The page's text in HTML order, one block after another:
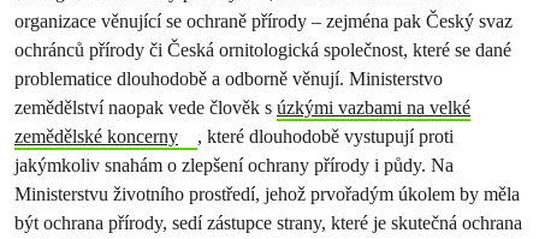
organizace věnující se ochraně přírody – zejména pak Český svaz
ochránců přírody či Česká ornitologická společnost, které se dané
problematice dlouhodobě a odborně věnují. Ministerstvo
zemědělství naopak vede člověk s úzkými vazbami na velké
zemědělské koncerny
, které dlouhodobě vystupují proti
jakýmkoliv snahám o zlepšení ochrany přírody i půdy. Na
Ministerstvu životního prostředí, jehož prvořadým úkolem by měla
být ochrana přírody, sedí zástupce strany, které je skutečná ochrana